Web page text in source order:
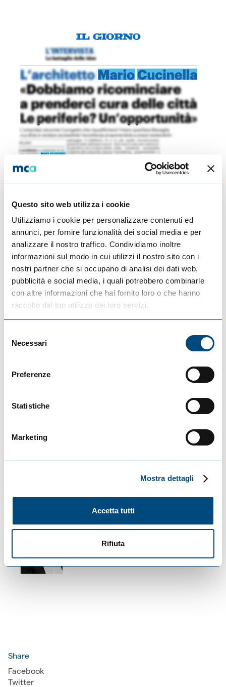
Questo sito web utilizza i cookie
Utilizziamo i cookie per personalizzare contenuti ed
annunci, per fornire funzionalità dei social media e per
analizzare il nostro traffico. Condividiamo inoltre
informazioni sul modo in cui utilizzi il nostro sito con i
nostri partner che si occupano di analisi dei dati web,
pubblicità e social media, i quali potrebbero combinarle
con altre informazioni che hai fornito loro o che hanno
raccolto dal tuo utilizzo dei loro servizi.
delNecessari
Preferenze
Statistiche
Marketing
Mostra dettagli
Accetta tutti
Rifiuta
Share
Facebook
Twitter